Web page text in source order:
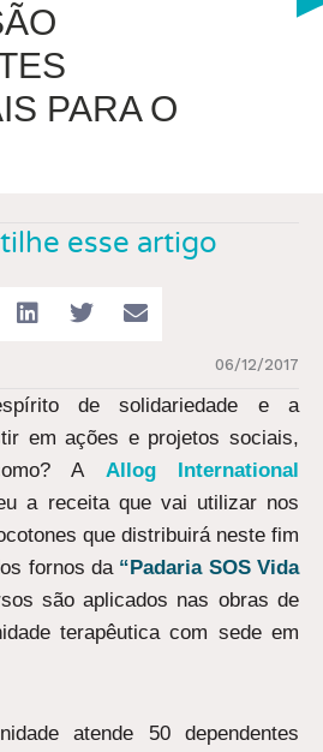
PARA O
esse artigo
06/12/2017
de solidariedade e a
em ações e projetos sociais,
A Allog International
a receita que vai utilizar nos
que distribuirá neste fim
fornos da “Padaria SOS Vida
são aplicados nas obras de
terapêutica com sede em
atende 50 dependentes